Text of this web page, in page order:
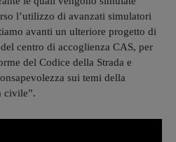
l’utilizzo di avanzati simulatori
avanti un ulteriore progetto di
centro di accoglienza CAS, per
del Codice della Strada e
sui temi della
civile”.